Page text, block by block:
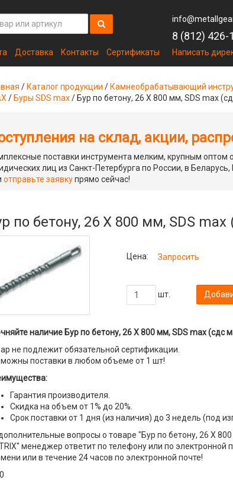
Доставка Контакты Сертификаты
8 (812) 426-
Написать
/ Каталог продукции / Камнеобрабатывающий
/ Буры SDS max/ Бур по бетону, 26 Х 800 мм, SDS max
на склад, акции,
поставки инструмента мелким, крупным оптом
лиц из Санкт-Петербурга по России, в
отправьте заявкупрямо сейчас!
по бетону, 26 Х 800 мм, SDS max
Цена: Запросить
шт.
наличие Бур по бетону, 26 Х 800 мм, SDS max (сдс
не подлежит обязательной сертификации.
поставки в любом объеме от 1 шт!
Гарантия производителя.
Скидка на объем от 1% до 20%.
Срок поставки от 1 дня (из наличия) до 3 недель (под
вопросы о товаре "Бур по бетону, 26 Х
менеджер ответит по телефону или по электронной
или в течение 24 часов по электронной почте!